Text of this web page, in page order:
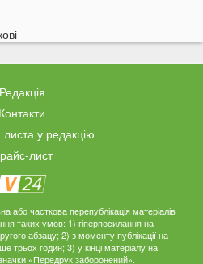
рух транспорту: що сталося
за пальне дорожче, ніж
про повернення графіків
платити за кіловат світла у
подорожчав на 70%: ціни
сусіда дверима: за конфлікт
Редакція
Контакти
у редакцію
лист
або часткова перепублікація матеріалів
таких умов: 1) гіперпосилання на
абзацу; 2) з моменту публікації на
трьох годин; 3) у кінці матеріалу на
«Передрук заборонений».